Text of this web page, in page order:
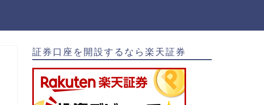
証券口座を開設するなら楽天証券